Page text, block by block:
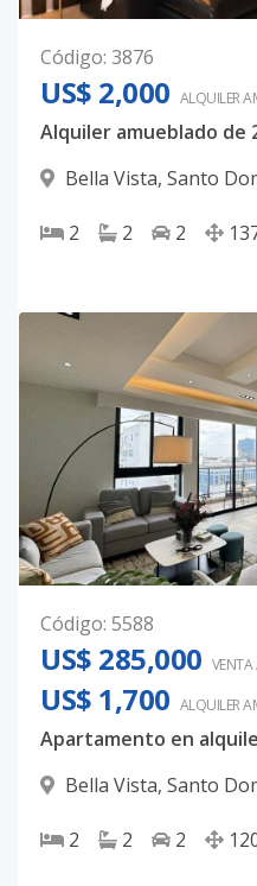
Código: 3876
US$ 2,000 ALQUILER
Bella Vista, Santo
2 2 2
Código: 5588
US$ 285,000
US$ 1,700 ALQUILER
Bella Vista, Santo
2 2 2